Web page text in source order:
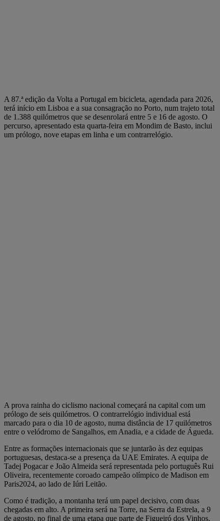
A 87.ª edição da Volta a Portugal em bicicleta, agendada para 2026,
terá início em Lisboa e a sua consagração no Porto, num trajeto total
de 1.388 quilómetros que se desenrolará entre 5 e 16 de agosto. O
percurso, apresentado esta quarta-feira em Mondim de Basto, inclui
um prólogo, nove etapas em linha e um contrarrelógio.
A prova rainha do ciclismo nacional começará na capital com um
prólogo de seis quilómetros. O contrarrelógio individual está
marcado para o dia 10 de agosto, numa distância de 17 quilómetros
entre o velódromo de Sangalhos, em Anadia, e a cidade de Águeda.
Entre as formações internacionais que se juntarão às dez equipas
portuguesas, destaca-se a presença da UAE Emirates. A equipa de
Tadej Pogacar e João Almeida será representada pelo português Rui
Oliveira, recentemente coroado campeão olímpico de Madison em
Paris2024, ao lado de Iúri Leitão.
Como é tradição, a montanha terá um papel decisivo, com duas
chegadas em alto. A primeira será na Torre, na Serra da Estrela, a 9
de agosto, no final de uma etapa que parte de Figueiró dos Vinhos.